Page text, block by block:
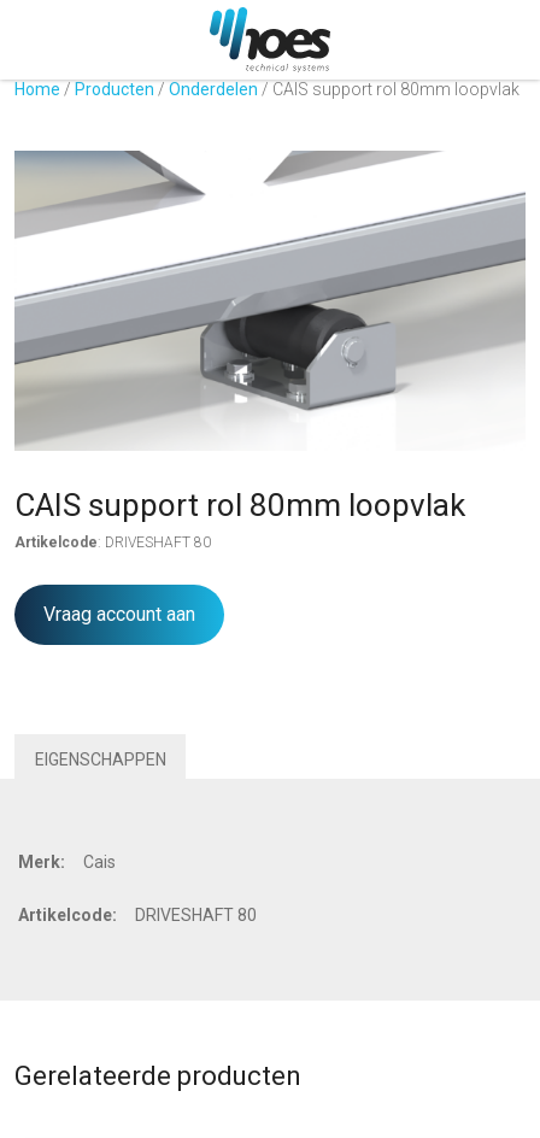
Home / Producten / Onderdelen / CAIS support rol 80mm loopvlak
CAIS support rol 80mm loopvlak
Artikelcode: DRIVESHAFT 80
Vraag account aan
EIGENSCHAPPEN
Merk: Cais
Artikelcode: DRIVESHAFT 80
Gerelateerde producten